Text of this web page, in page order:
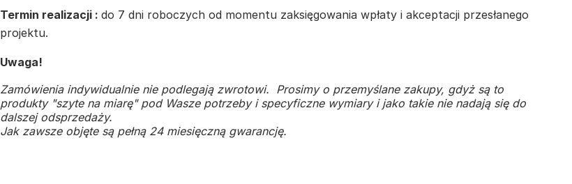
Termin realizacji : do 7 dni roboczych od momentu zaksięgowania wpłaty i akceptacji przesłanego
projektu.
Uwaga!
Zamówienia indywidualnie nie podlegają zwrotowi. Prosimy o przemyślane zakupy, gdyż są to
produkty "szyte na miarę" pod Wasze potrzeby i specyficzne wymiary i jako takie nie nadają się do
dalszej odsprzedaży.
Jak zawsze objęte są pełną 24 miesięczną gwarancję.